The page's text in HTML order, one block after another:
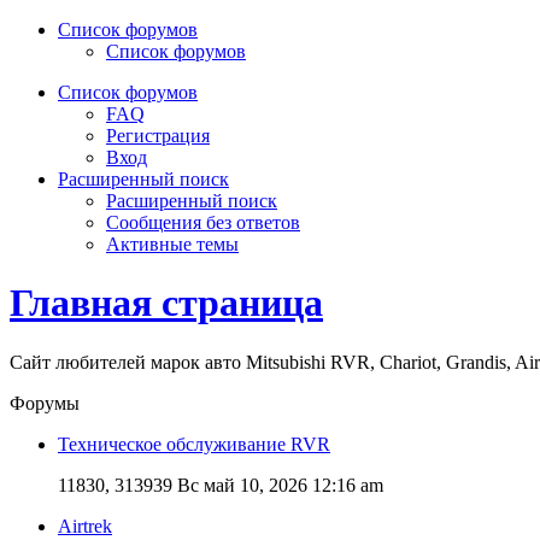
Список форумов
Список форумов
Список форумов
FAQ
Регистрация
Вход
Расширенный поиск
Расширенный поиск
Сообщения без ответов
Активные темы
Главная страница
Сайт любителей марок авто Mitsubishi RVR, Chariot, Grandis,
Форумы
Техническое обслуживание RVR
11830, 313939 Вс май 10, 2026 12:16 am
Airtrek